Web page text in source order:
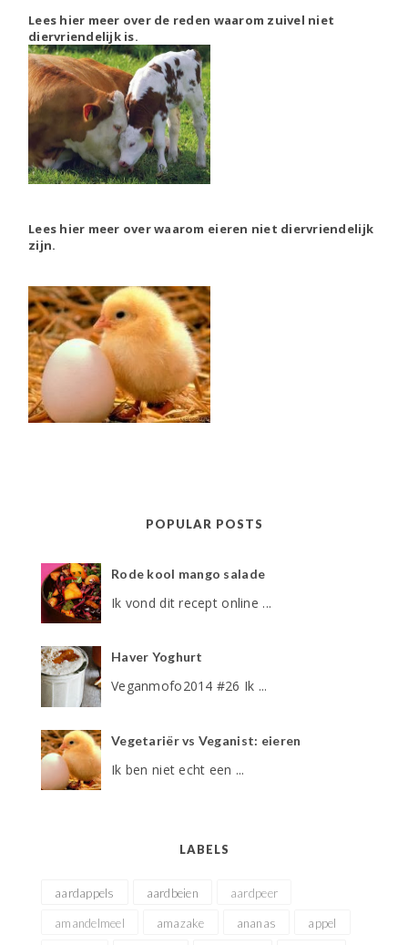
Lees hier meer over de reden waarom zuivel niet
diervriendelijk is.
Lees hier meer over waarom eieren niet diervriendelijk
zijn.
POPULAR POSTS
Rode kool mango salade
Ik vond dit recept online ...
Haver Yoghurt
Veganmofo2014 #26 Ik ...
Vegetariër vs Veganist: eieren
Ik ben niet echt een ...
LABELS
aardappels aardbeien aardpeer
amandelmeel amazake ananas appel